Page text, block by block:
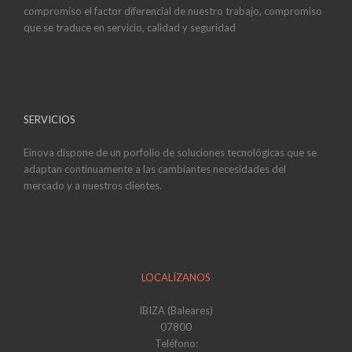
compromiso el factor diferencial de nuestro trabajo, compromiso
que se traduce en servicio, calidad y seguridad
SERVICIOS
Einova dispone de un porfolio de soluciones tecnológicas que se
adaptan continuamente a las cambiantes necesidades del
mercado y a nuestros clientes.
LOCALÍZANOS
IBIZA (Baleares)
07800
Teléfono: